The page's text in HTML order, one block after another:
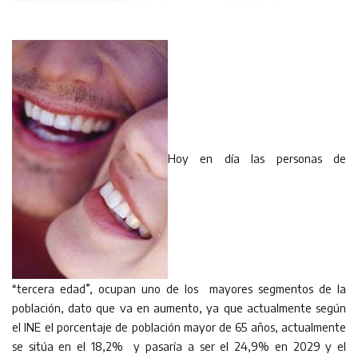
Hoy en día las personas de
“tercera edad”, ocupan uno de los mayores segmentos de la
población, dato que va en aumento, ya que actualmente según
el INE el porcentaje de población mayor de 65 años, actualmente
se sitúa en el 18,2% y pasaría a ser el 24,9% en 2029 y el